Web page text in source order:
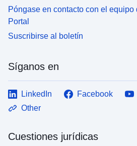
Póngase en contacto con el equipo
Portal
Suscribirse al boletín
Síganos en
LinkedIn Facebook
Other
Cuestiones jurídicas